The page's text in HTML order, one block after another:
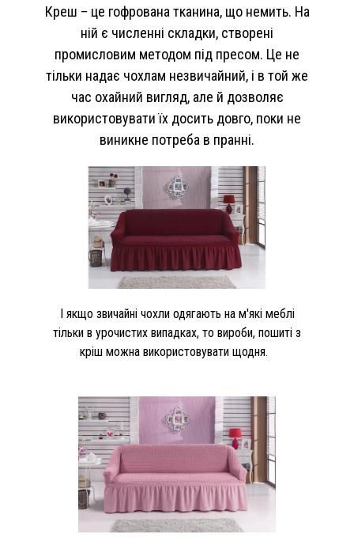
Креш – це гофрована тканина, що немить. На
ній є численні складки, створені
промисловим методом під пресом. Це не
тільки надає чохлам незвичайний, і в той же
час охайний вигляд, але й дозволяє
використовувати їх досить довго, поки не
виникне потреба в пранні.
І якщо звичайні чохли одягають на м'які меблі
тільки в урочистих випадках, то вироби, пошиті з
кріш можна використовувати щодня.